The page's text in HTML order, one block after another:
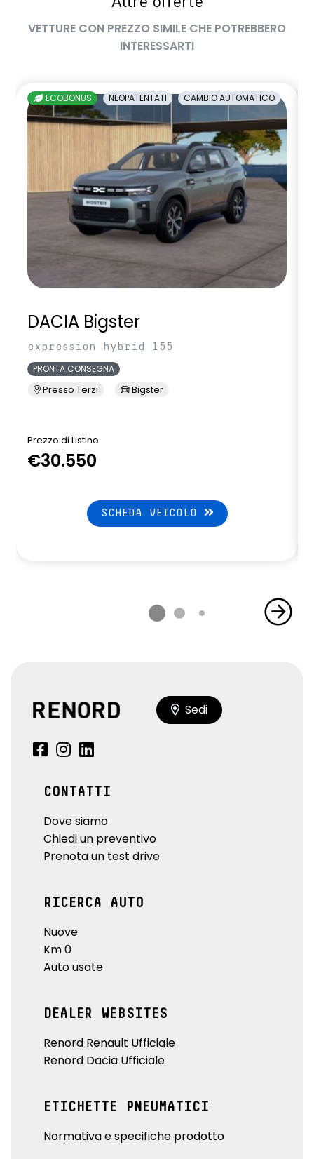
VETTURE CON PREZZO SIMILE CHE POTREBBERO
INTERESSARTI
ECOBONUS NEOPATENTATI CAMBIO AUTOMATICO
DACIA Bigster
expression hybrid 155
PRONTA CONSEGNA
Presso Terzi Bigster
Prezzo di Listino
€30.550
SCHEDA VEICOLO
Sedi
CONTATTI
Dove siamo
Chiedi un preventivo
Prenota un test drive
RICERCA AUTO
Nuove
Km 0
Auto usate
DEALER WEBSITES
Renord Renault Ufficiale
Renord Dacia Ufficiale
ETICHETTE PNEUMATICI
Normativa e specifiche prodotto